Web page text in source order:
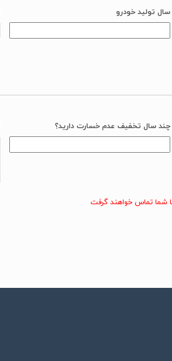
سال تولید خودرو
چند سال تخفیف عدم خسارت دارید؟
با شما تماس خواهند گرفت